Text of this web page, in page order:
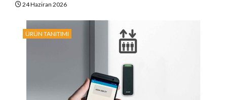
24 Haziran 2026
ÜRÜN TANITIMI